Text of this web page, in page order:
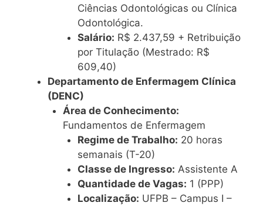
Ciências Odontológicas ou Clínica
Odontológica.
Salário: R$ 2.437,59 + Retribuição
por Titulação (Mestrado: R$
609,40)
Departamento de Enfermagem Clínica
(DENC)
Área de Conhecimento:
Fundamentos de Enfermagem
Regime de Trabalho: 20 horas
semanais (T-20)
Classe de Ingresso: Assistente A
Quantidade de Vagas: 1 (PPP)
Localização: UFPB – Campus I –